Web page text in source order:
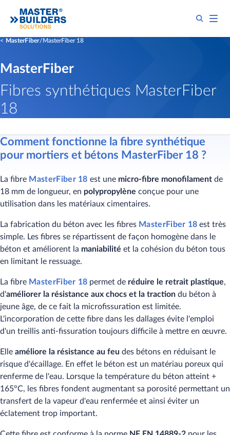
MasterFiber MasterFiber 18
MasterFiber
Fibres synthétiques MasterFiber
18
Comme​​​nt fonctionne la fibre synthétique
pour mortiers et bétons MasterFiber 18 ?​
La fibre MasterFiber 18 est unemicro-fibre monofilamentde
18 mm de longueur, en polypropylène conçue pour une
utilisation dans les matériaux cimentaires.
La fabrication du béton avec les fibres MasterFiber 18 est très
simple. Les fibres se répartissent de façon homogène dans le
béton et améliorent la maniabilité et la cohésion du béton tous
en limitant le ressuage.
La fibre MasterFiber 18 permet de réduire le retrait plastique,
d'améliorer la résistance aux chocs et la traction du béton à
jeune âge, de ce fait la microfissuration est limitée.
L'incorporation de cette fibre dans les dallages évite l'emploi
d'un treillis anti-fissuration toujours difficile à mettre en œuvre.
Elle améliore la résistance au feu des bétons en réduisant le
risque d'écaillage. En effet le béton est un matériau poreux qui
renferme de l'eau. Lorsque la température du béton atteint +
165°​​​C, les fibres fondent augmentant sa porosité permettant un
transfert de la vapeur d'eau renfermée et ainsi éviter un
éclatement trop important.